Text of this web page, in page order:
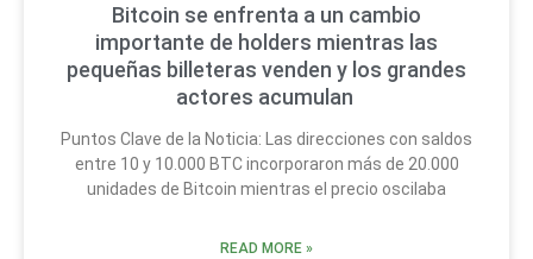
Bitcoin se enfrenta a un cambio
importante de holders mientras las
pequeñas billeteras venden y los grandes
actores acumulan
Puntos Clave de la Noticia: Las direcciones con saldos
entre 10 y 10.000 BTC incorporaron más de 20.000
unidades de Bitcoin mientras el precio oscilaba
READ MORE »